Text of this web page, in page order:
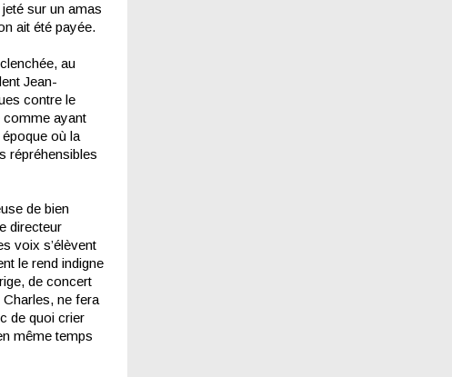
jeté sur un amas
ait été payée.
au
Jean-
contre le
comme ayant
où la
répréhensibles
de bien
directeur
voix s’élèvent
le rend indigne
de concert
ne fera
de quoi crier
même temps